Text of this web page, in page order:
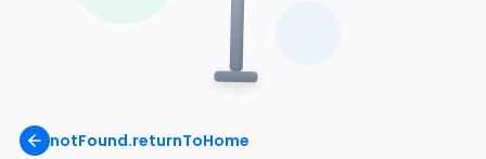
notFound.returnToHome